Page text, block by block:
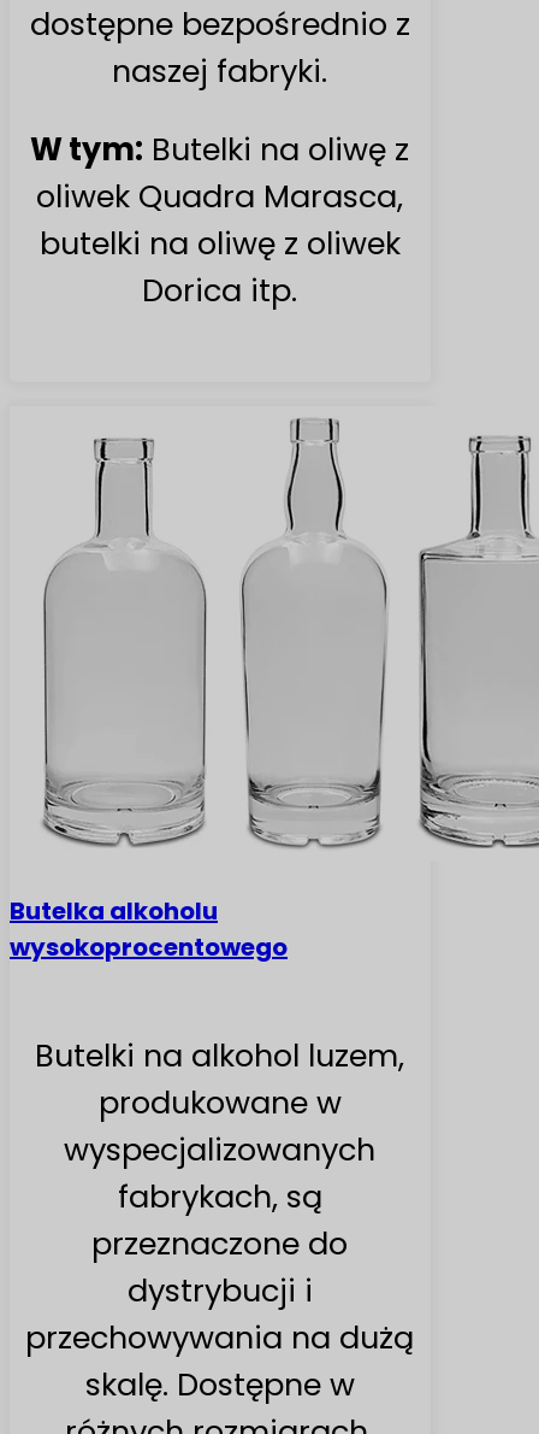
dostępne bezpośrednio z
naszej fabryki.
W tym: Butelki na oliwę z
oliwek Quadra Marasca,
butelki na oliwę z oliwek
Dorica itp.
Butelka alkoholu
wysokoprocentowego
Butelki na alkohol luzem,
produkowane w
wyspecjalizowanych
fabrykach, są
przeznaczone do
dystrybucji i
przechowywania na dużą
skalę. Dostępne w